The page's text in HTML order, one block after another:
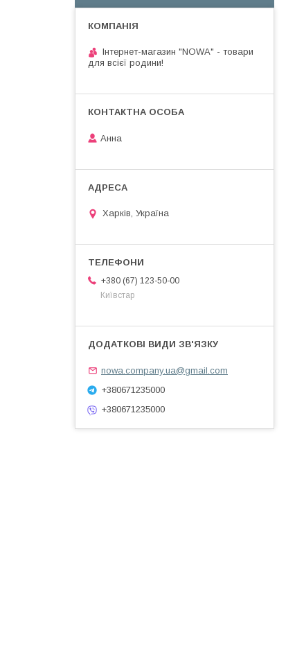
Інтернет-магазин "NOWA" - товари
для всієї родини!
Анна
Харків, Україна
+380 (67) 123-50-00
Київстар
nowa.company.ua@gmail.com
+380671235000
+380671235000